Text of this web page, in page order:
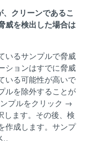
クリーンであるこ
威を検出した場合は
いるサンプルで脅威
ションはすでに脅威
いる可能性が高いで
ルを除外することが
プルをクリック →
します。その後、検
作成します。サンプ